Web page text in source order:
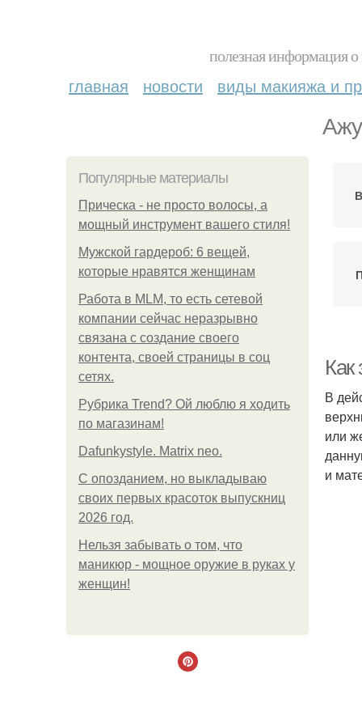
полезная информация
главная новости виды макияжа и
Популярные материалы
Прическа - не просто волосы, а
мощный инструмент вашего стиля!
Мужской гардероб: 6 вещей,
которые нравятся женщинам
Работа в MLM, то есть сетевой
компании сейчас неразрывно
связана с создание своего
контента, своей страницы в соц
сетях.
Рубрика Trend? Ой люблю я ходить
по магазинам!
Dafunkystyle. Matrix neo.
С опозданием, но выкладываю
своих первых красоток выпускниц
2026 год.
Нельзя забывать о том, что
маникюр - мощное оружие в руках у
женщин!
Как
В
или
и